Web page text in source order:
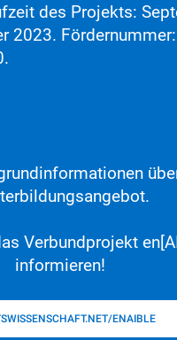
des Projekts:
2023. Förder­nummer:
Verbundprojekt
informieren!
ENAIBLE